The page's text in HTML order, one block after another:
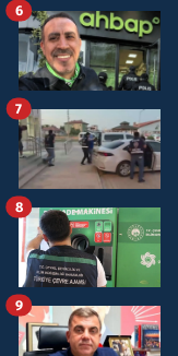
6
7
8
9